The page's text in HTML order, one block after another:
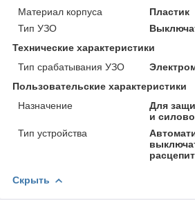
Материал корпуса
Пластик
Тип УЗО
Технические характеристики
Тип срабатывания УЗО
Пользовательские характеристики
Назначение
Для
и
Тип устройства
Скрыть